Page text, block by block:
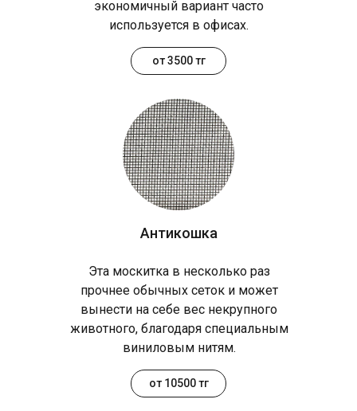
Антикошка
экономичный вариант часто
используется в офисах.
Эта москитка в несколько раз
прочнее обычных сеток и может
вынести на себе вес некрупного
животного, благодаря специальным
виниловым нитям.
от 3500 тг
от 10500 тг